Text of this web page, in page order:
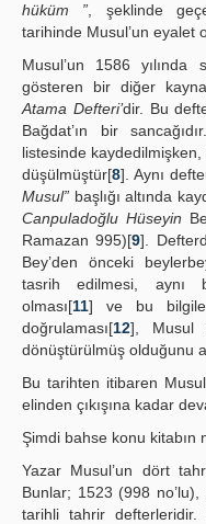
hüküm ” , şeklinde
tarihinde Musul’un eyalet
Musul’un 1586 yılında
gösteren bir diğer
Atama Defteri’dir. Bu
Bağdat’ın bir
listesinde
düşülmüştür[8]. Aynı
Musul” başlığı altında
Canpuladoğlu Hüseyin
Ramazan 995)[9].
Bey’den önceki
tasrih edilmesi, aynı
olması[11] ve bu
doğrulaması[12], Musul
dönüştürülmüş olduğunu
Bu tarihten itibaren
elinden çıkışına kadar
Şimdi bahse konu kitabın
Yazar Musul’un dört
Bunlar; 1523 (998
tarihli tahrir defterleridir.